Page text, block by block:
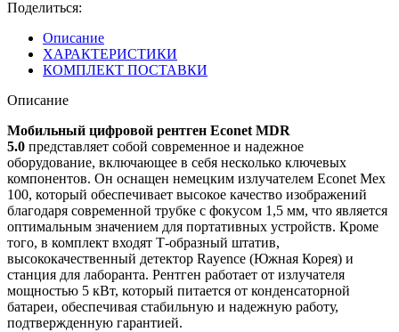
Поделиться:
Описание
ХАРАКТЕРИСТИКИ
КОМПЛЕКТ ПОСТАВКИ
Описание
Мобильный цифровой рентген Econet MDR
5.0 представляет собой современное и надежное
оборудование, включающее в себя несколько ключевых
компонентов. Он оснащен немецким излучателем Econet Mex
100, который обеспечивает высокое качество изображений
благодаря современной трубке с фокусом 1,5 мм, что является
оптимальным значением для портативных устройств. Кроме
того, в комплект входят Т-образный штатив,
высококачественный детектор Rayence (Южная Корея) и
станция для лаборанта. Рентген работает от излучателя
мощностью 5 кВт, который питается от конденсаторной
батареи, обеспечивая стабильную и надежную работу,
подтвержденную гарантией.